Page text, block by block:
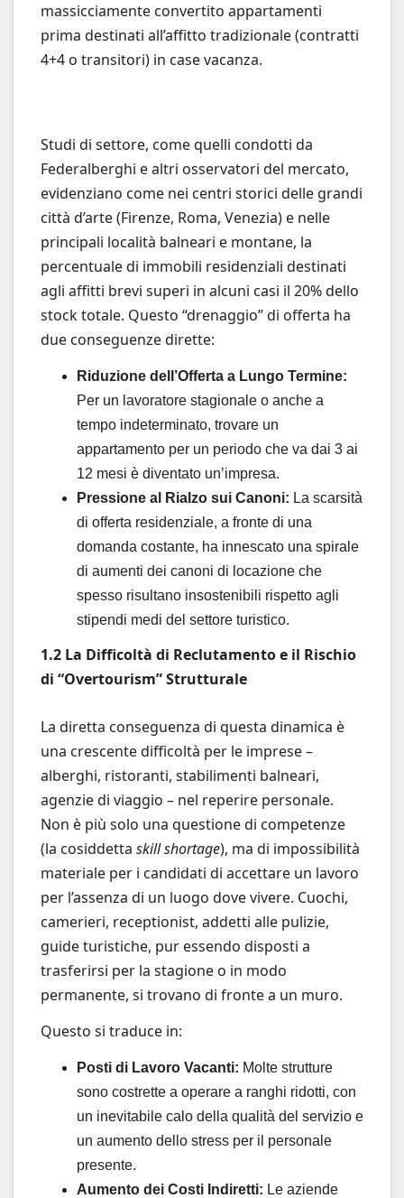
massicciamente convertito appartamenti
prima destinati all’affitto tradizionale (contratti
4+4 o transitori) in case vacanza.
Studi di settore, come quelli condotti da
Federalberghi e altri osservatori del mercato,
evidenziano come nei centri storici delle grandi
città d’arte (Firenze, Roma, Venezia) e nelle
principali località balneari e montane, la
percentuale di immobili residenziali destinati
agli affitti brevi superi in alcuni casi il 20% dello
stock totale. Questo “drenaggio” di offerta ha
due conseguenze dirette:
Riduzione dell’Offerta a Lungo Termine:
Per un lavoratore stagionale o anche a
tempo indeterminato, trovare un
appartamento per un periodo che va dai 3 ai
12 mesi è diventato un’impresa.
Pressione al Rialzo sui Canoni: La scarsità
di offerta residenziale, a fronte di una
domanda costante, ha innescato una spirale
di aumenti dei canoni di locazione che
spesso risultano insostenibili rispetto agli
stipendi medi del settore turistico.
1.2 La Difficoltà di Reclutamento e il Rischio
di “Overtourism” Strutturale
La diretta conseguenza di questa dinamica è
una crescente difficoltà per le imprese –
alberghi, ristoranti, stabilimenti balneari,
agenzie di viaggio – nel reperire personale.
Non è più solo una questione di competenze
(la cosiddetta skill shortage), ma di impossibilità
materiale per i candidati di accettare un lavoro
per l’assenza di un luogo dove vivere. Cuochi,
camerieri, receptionist, addetti alle pulizie,
guide turistiche, pur essendo disposti a
trasferirsi per la stagione o in modo
permanente, si trovano di fronte a un muro.
Questo si traduce in:
Posti di Lavoro Vacanti: Molte strutture
sono costrette a operare a ranghi ridotti, con
un inevitabile calo della qualità del servizio e
un aumento dello stress per il personale
presente.
Aumento dei Costi Indiretti: Le aziende